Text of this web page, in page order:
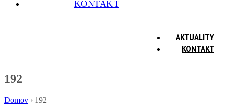
KONTAKT
AKTUALITY
KONTAKT
192
Domov › 192